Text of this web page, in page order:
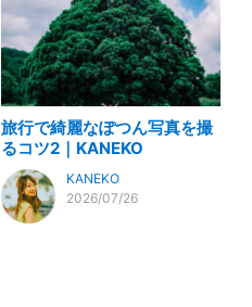
旅行で綺麗なぽつん写真を撮
るコツ2｜KANEKO
KANEKO
2026/07/26